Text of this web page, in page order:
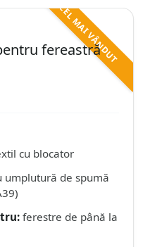
CEL MAI VÂNDUT
fereastră
cu blocator
umplutură de spumă
ferestre de până la